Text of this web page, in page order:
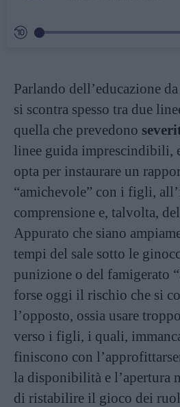
Parlando dell’educazione
si scontra spesso tra due
quella che prevedono
linee guida imprescindibili,
opta per instaurare un
“amichevole” con i figli,
comprensione e, talvolta,
Appurato che siano
tempi del sale sotto le
punizione o del famigerato
forse oggi il rischio che si
l’opposto, ossia usare
verso i figli, i quali,
finiscono con
la disponibilità e l’apertura
di ristabilire il gioco dei